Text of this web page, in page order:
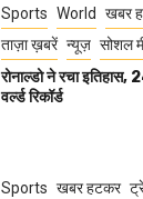
Sports World खबर
ताज़ा ख़बरें न्यूज़ सोशल
रोनाल्डो ने रचा
वर्ल्ड रिकॉर्ड
Sports खबर हटकर